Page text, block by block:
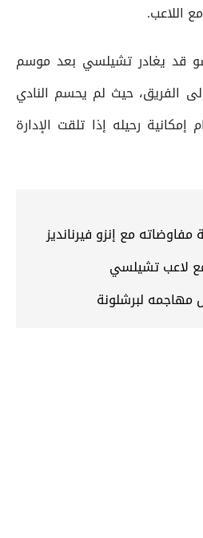
اللاعب.
قد يغادر تشيلسي بعد موسم
الفريق، حيث لم يحسم النادي
إمكانية رحيله إذا تلقت الإدارة
مع إنزو فيرنانديز
لاعب تشيلسي
لبرشلونة